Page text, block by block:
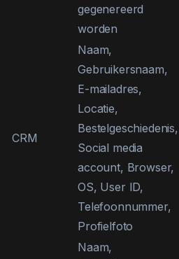
gegenereerd
worden
CRM
Naam,
Gebruikersnaam,
E-mailadres,
Locatie,
Bestelgeschiedenis,
Social media
account, Browser,
OS, User ID,
Telefoonnummer,
Profielfoto
Naam,